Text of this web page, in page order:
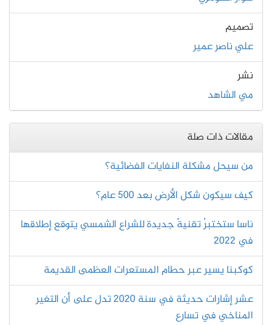
تصميم
علي ناصر عمير
نشر
مي الشاهد
مقالات ذات صلة
من سيحل مشكلة النفايات الفضائية؟
كيف سيكون شكل الأرض بعد 500 عام؟
ناسا ستختبرُ تقنيةً جديدة للشراع الشمسي يتوقع إطلاقها
في 2022
كوكبنا يسير عبر حطام المستعرات العظمى القديمة
عشر إشارات حديثة في سنة 2020 تدل على أن التغير
المناخي في تسارع